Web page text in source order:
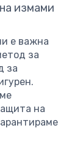
измами
е важна
за
за
на